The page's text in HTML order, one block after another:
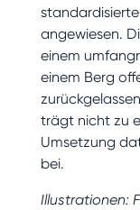
angewiesen.
einem
einem Berg
trägt nicht zu
Umsetzung
bei.
Illustrationen: